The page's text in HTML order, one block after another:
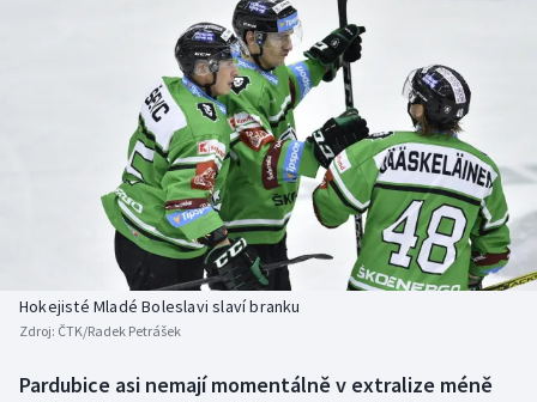
Americký fotbal
Baseball a softbal
Basketbal
Boby a skeleton
Box
NEPŘEHLÉDNĚTE
Historické návraty
Aplikace ČT sport
AZ kvíz
Hokejisté Mladé Boleslavi slaví branku
Zdroj: ČTK/Radek Petrášek
Pardubice asi nemají momentálně v extralize méně